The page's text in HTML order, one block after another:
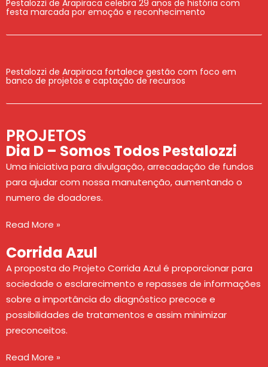
Pestalozzi de Arapiraca celebra 29 anos de história com
festa marcada por emoção e reconhecimento
Pestalozzi de Arapiraca fortalece gestão com foco em
banco de projetos e captação de recursos
PROJETOS
Dia D – Somos Todos Pestalozzi
Uma iniciativa para divulgação, arrecadação de fundos
para ajudar com nossa manutenção, aumentando o
numero de doadores.
Read More »
Corrida Azul
A proposta do Projeto Corrida Azul é proporcionar para
sociedade o esclarecimento e repasses de informações
sobre a importância do diagnóstico precoce e
possibilidades de tratamentos e assim minimizar
preconceitos.
Read More »